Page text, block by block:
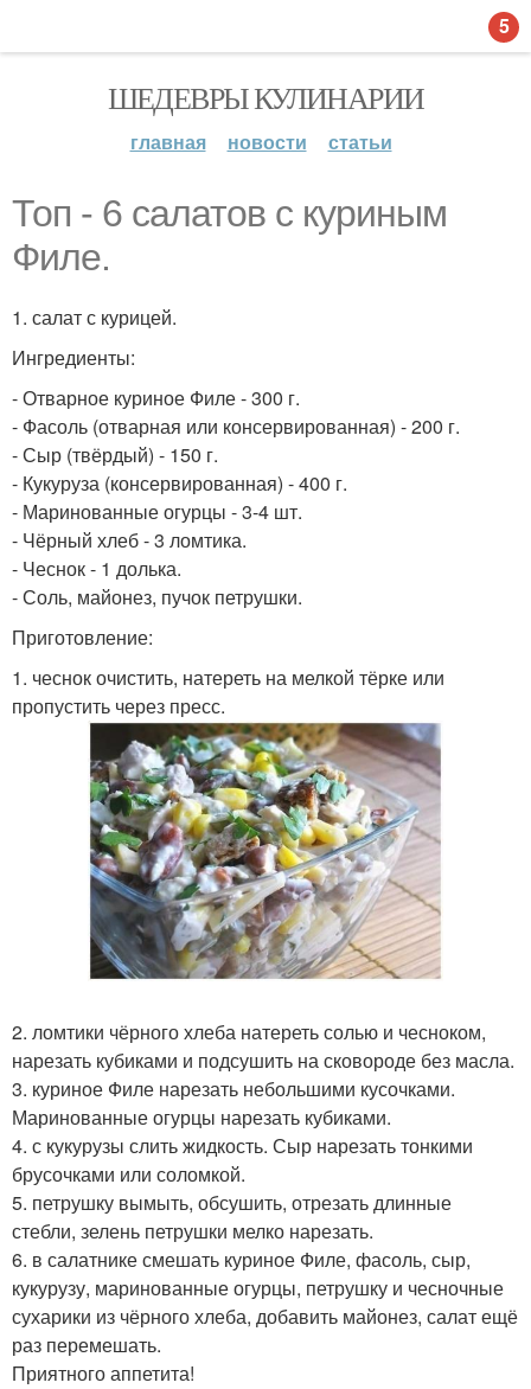
ШЕДЕВРЫ КУЛИНАРИИ
главная новости статьи
Топ - 6 салатов с куриным
Филе.
1. салат с курицей.
Ингредиенты:
- Отварное куриное Филе - 300 г.
- Фасоль (отварная или консервированная) - 200 г.
- Сыр (твёрдый) - 150 г.
- Кукуруза (консервированная) - 400 г.
- Маринованные огурцы - 3-4 шт.
- Чёрный хлеб - 3 ломтика.
- Чеснок - 1 долька.
- Соль, майонез, пучок петрушки.
Приготовление:
1. чеснок очистить, натереть на мелкой тёрке или
пропустить через пресс.
2. ломтики чёрного хлеба натереть солью и чесноком,
нарезать кубиками и подсушить на сковороде без масла.
3. куриное Филе нарезать небольшими кусочками.
Маринованные огурцы нарезать кубиками.
4. с кукурузы слить жидкость. Сыр нарезать тонкими
брусочками или соломкой.
5. петрушку вымыть, обсушить, отрезать длинные
стебли, зелень петрушки мелко нарезать.
6. в салатнике смешать куриное Филе, фасоль, сыр,
кукурузу, маринованные огурцы, петрушку и чесночные
сухарики из чёрного хлеба, добавить майонез, салат ещё
раз перемешать.
Приятного аппетита!
5